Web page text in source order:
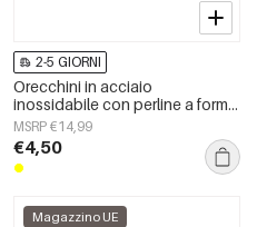
2-5 GIORNI
Orecchini in acciaio
inossidabile con perline a forma
di animale, carini e semplici,
della serie Daily Simple, gioielli
da donna.
MSRP €14,99
€4,50
Magazzino UE